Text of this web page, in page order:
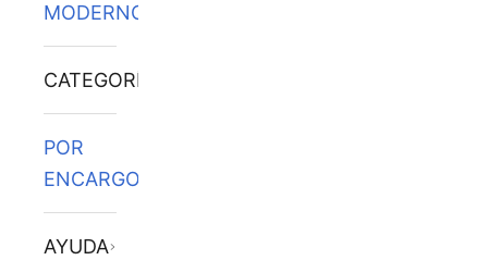
MODERNOS
CATEGORÍAS
POR
ENCARGO
AYUDA